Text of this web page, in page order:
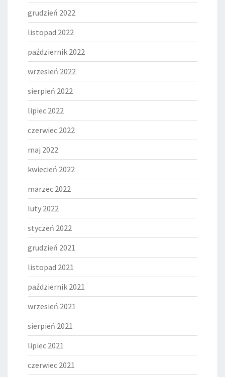
grudzień 2022
listopad 2022
październik 2022
wrzesień 2022
sierpień 2022
lipiec 2022
czerwiec 2022
maj 2022
kwiecień 2022
marzec 2022
luty 2022
styczeń 2022
grudzień 2021
listopad 2021
październik 2021
wrzesień 2021
sierpień 2021
lipiec 2021
czerwiec 2021